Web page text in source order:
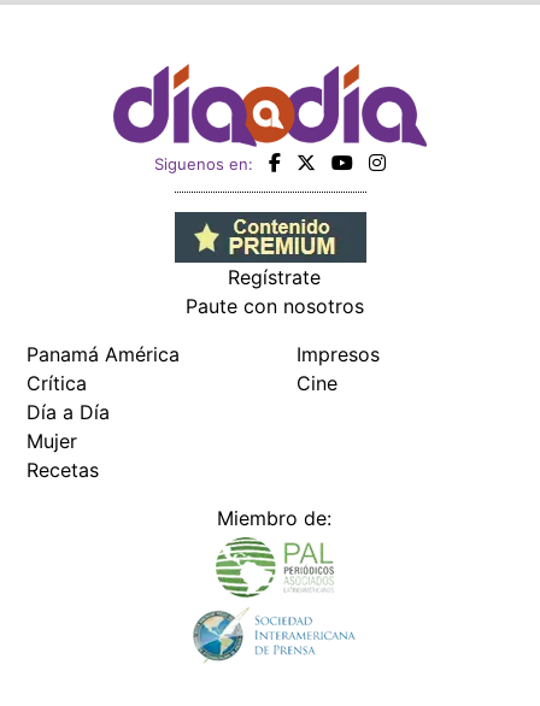
Siguenos en:
Regístrate
Paute con nosotros
Panamá América
Crítica
Día a Día
Mujer
Recetas
Impresos
Cine
Miembro de: